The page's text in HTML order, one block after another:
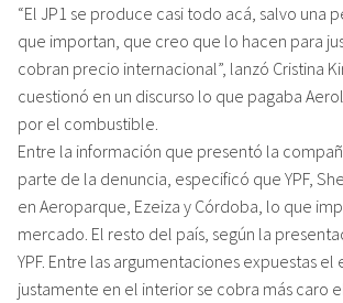
“El JP1 se produce casi todo acá, salvo una
que importan, que creo que lo hacen para
cobran precio internacional”, lanzó Cristina
cuestionó en un discurso lo que pagaba
por el combustible.
Entre la información que presentó la
parte de la denuncia, especificó que YPF,
en Aeroparque, Ezeiza y Córdoba, lo que
mercado. El resto del país, según la
YPF. Entre las argumentaciones expuestas
justamente en el interior se cobra más caro